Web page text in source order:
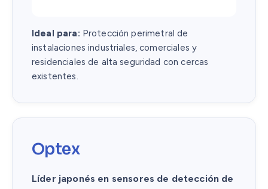
Ideal para: Protección perimetral de
instalaciones industriales, comerciales y
residenciales de alta seguridad con cercas
existentes.
Optex
Líder japonés en sensores de detección de